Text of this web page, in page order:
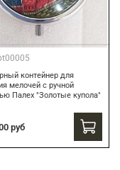
контейнер для
мелочей с ручной
Палех "Золотые купола"
руб